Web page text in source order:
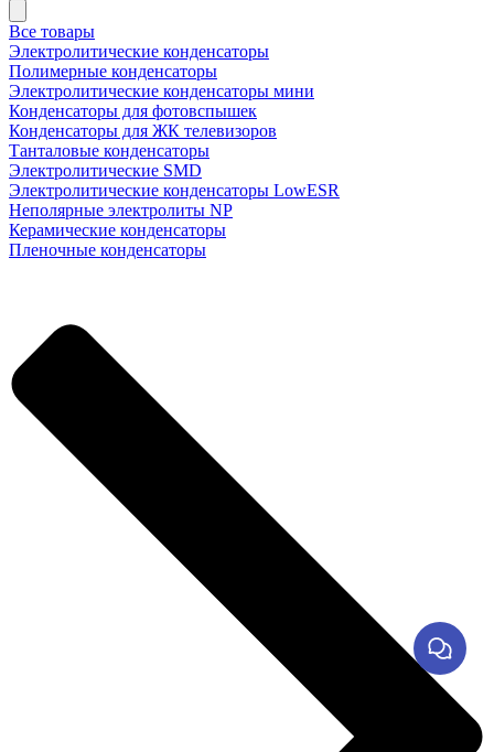
Все товары
Электролитические конденсаторы
Полимерные конденсаторы
Электролитические конденсаторы мини
Конденсаторы для фотовспышек
Конденсаторы для ЖК телевизоров
Танталовые конденсаторы
Электролитические SMD
Электролитические конденсаторы LowESR
Неполярные электролиты NP
Керамические конденсаторы
Пленочные конденсаторы